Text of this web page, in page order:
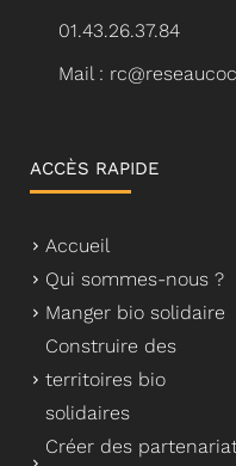
01.43.26.37.84
Mail :
ACCÈS RAPIDE
Accueil
Qui sommes-nous ?
Manger bio solidaire
Construire des
territoires bio
solidaires
Créer des